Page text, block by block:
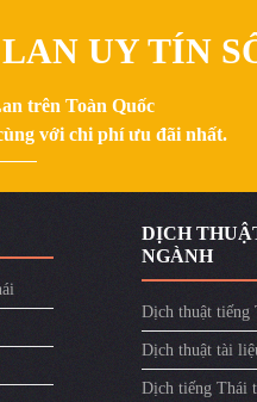
UY TÍN
trên Toàn Quốc
với chi phí ưu đãi nhất.
DỊCH
NGÀNH
Dịch thuật tiếng
Dịch thuật tài
Dịch tiếng Thái